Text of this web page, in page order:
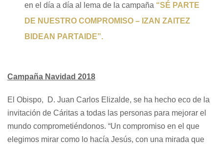
en el día a día al lema de la campaña “SÉ PARTE
DE NUESTRO COMPROMISO – IZAN ZAITEZ
BIDEAN PARTAIDE”.
Campaña Navidad 2018
El Obispo, D. Juan Carlos Elizalde, se ha hecho eco de la
invitación de Cáritas a todas las personas para mejorar el
mundo comprometiéndonos. “Un compromiso en el que
elegimos mirar como lo hacía Jesús, con una mirada que